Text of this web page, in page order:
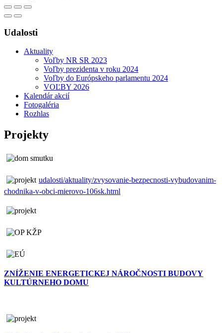
Udalosti
Aktuality
Voľby NR SR 2023
Voľby prezidenta v roku 2024
Voľby do Európskeho parlamentu 2024
VOĽBY 2026
Kalendár akcií
Fotogaléria
Rozhlas
Projekty
udalosti/aktuality/zvysovanie-bezpecnosti-vybudovanim-
chodnika-v-obci-mierovo-106sk.html
ZNÍŽENIE ENERGETICKEJ NÁROČNOSTI BUDOVY
KULTÚRNEHO DOMU